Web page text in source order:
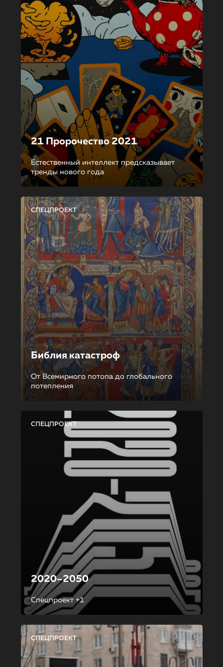
21 Пророчество 2021
Естественный интеллект предсказывает
тренды нового года
СПЕЦПРОЕКТ
Библия катастроф
От Всемирного потопа до глобального
потепления
СПЕЦПРОЕКТ
2020–2050
Спецпроект +1
СПЕЦПРОЕКТ